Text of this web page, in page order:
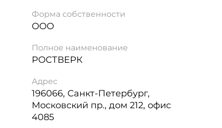
Форма собственности
ООО
Полное наименование
РОСТВЕРК
Адрес
196066, Санкт-Петербург,
Московский пр., дом 212, офис
4085